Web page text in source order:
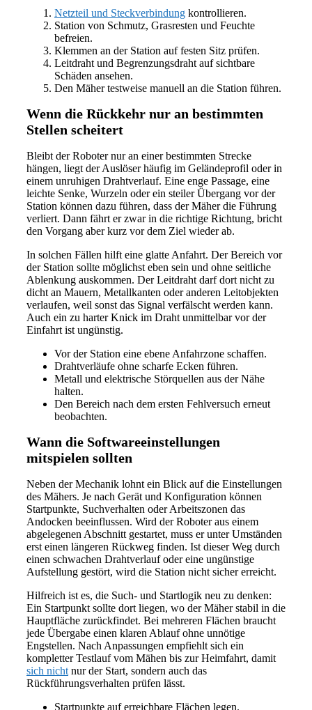
Netzteil und Steckverbindung kontrollieren.
Station von Schmutz, Grasresten und Feuchte
befreien.
Klemmen an der Station auf festen Sitz prüfen.
Leitdraht und Begrenzungsdraht auf sichtbare
Schäden ansehen.
Den Mäher testweise manuell an die Station führen.
Wenn die Rückkehr nur an bestimmten
Stellen scheitert
Bleibt der Roboter nur an einer bestimmten Strecke
hängen, liegt der Auslöser häufig im Geländeprofil oder in
einem unruhigen Drahtverlauf. Eine enge Passage, eine
leichte Senke, Wurzeln oder ein steiler Übergang vor der
Station können dazu führen, dass der Mäher die Führung
verliert. Dann fährt er zwar in die richtige Richtung, bricht
den Vorgang aber kurz vor dem Ziel wieder ab.
In solchen Fällen hilft eine glatte Anfahrt. Der Bereich vor
der Station sollte möglichst eben sein und ohne seitliche
Ablenkung auskommen. Der Leitdraht darf dort nicht zu
dicht an Mauern, Metallkanten oder anderen Leitobjekten
verlaufen, weil sonst das Signal verfälscht werden kann.
Auch ein zu harter Knick im Draht unmittelbar vor der
Einfahrt ist ungünstig.
Vor der Station eine ebene Anfahrzone schaffen.
Drahtverläufe ohne scharfe Ecken führen.
Metall und elektrische Störquellen aus der Nähe
halten.
Den Bereich nach dem ersten Fehlversuch erneut
beobachten.
Wann die Softwareeinstellungen
mitspielen sollten
Neben der Mechanik lohnt ein Blick auf die Einstellungen
des Mähers. Je nach Gerät und Konfiguration können
Startpunkte, Suchverhalten oder Arbeitszonen das
Andocken beeinflussen. Wird der Roboter aus einem
abgelegenen Abschnitt gestartet, muss er unter Umständen
erst einen längeren Rückweg finden. Ist dieser Weg durch
einen schwachen Drahtverlauf oder eine ungünstige
Aufstellung gestört, wird die Station nicht sicher erreicht.
Hilfreich ist es, die Such- und Startlogik neu zu denken:
Ein Startpunkt sollte dort liegen, wo der Mäher stabil in die
Hauptfläche zurückfindet. Bei mehreren Flächen braucht
jede Übergabe einen klaren Ablauf ohne unnötige
Engstellen. Nach Anpassungen empfiehlt sich ein
kompletter Testlauf vom Mähen bis zur Heimfahrt, damit
sich nicht nur der Start, sondern auch das
Rückführungsverhalten prüfen lässt.
Startpunkte auf erreichbare Flächen legen.